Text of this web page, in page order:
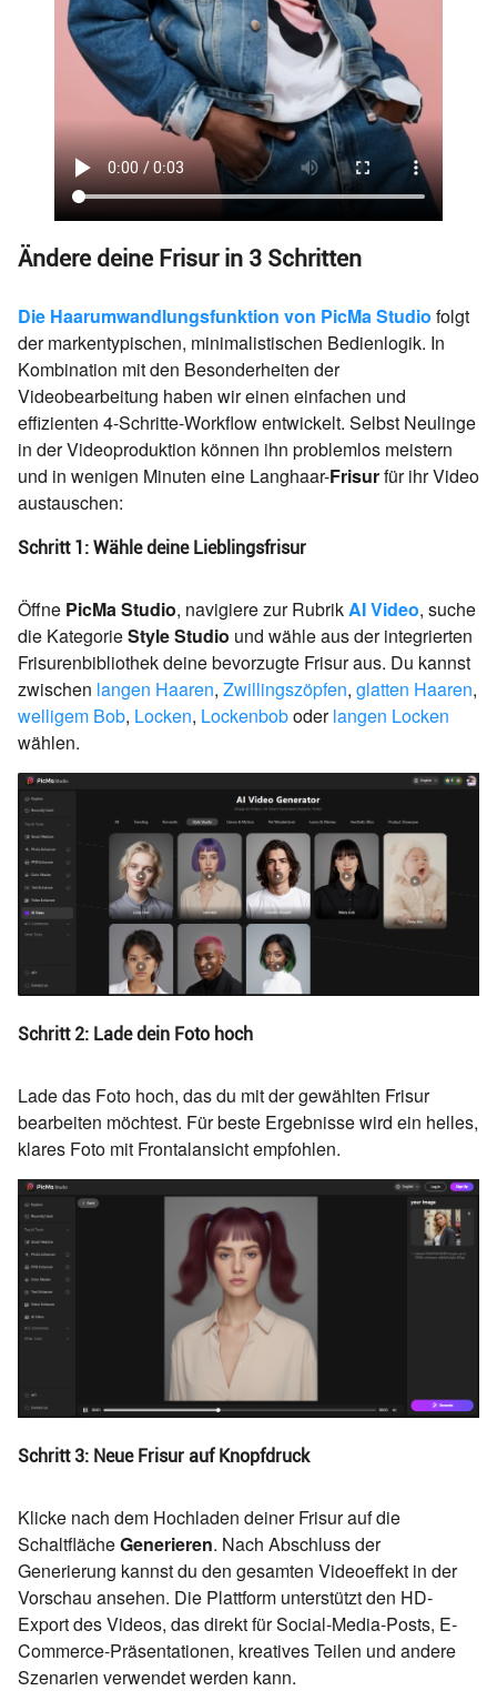
Ändere deine Frisur in 3 Schritten
Die Haarumwandlungsfunktion von PicMa Studio folgt
der markentypischen, minimalistischen Bedienlogik. In
Kombination mit den Besonderheiten der
Videobearbeitung haben wir einen einfachen und
effizienten 4-Schritte-Workflow entwickelt. Selbst Neulinge
in der Videoproduktion können ihn problemlos meistern
und in wenigen Minuten eine Langhaar-Frisurfür ihr Video
austauschen:
Schritt 1: Wähle deine Lieblingsfrisur
Öffne PicMa Studio, navigiere zur RubrikAI Video, suche
die KategorieStyle Studio und wähle aus der integrierten
Frisurenbibliothek deine bevorzugte Frisur aus. Du kannst
zwischen langen Haaren, Zwillingszöpfen, glatten Haaren,
welligem Bob, Locken, Lockenboboderlangen Locken
wählen.
Schritt 2: Lade dein Foto hoch
Lade das Foto hoch, das du mit der gewählten Frisur
bearbeiten möchtest. Für beste Ergebnisse wird ein helles,
klares Foto mit Frontalansicht empfohlen.
Schritt 3: Neue Frisur auf Knopfdruck
Klicke nach dem Hochladen deiner Frisur auf die
SchaltflächeGenerieren. Nach Abschluss der
Generierung kannst du den gesamten Videoeffekt in der
Vorschau ansehen. Die Plattform unterstützt den HD-
Export des Videos, das direkt für Social-Media-Posts, E-
Commerce-Präsentationen, kreatives Teilen und andere
Szenarien verwendet werden kann.